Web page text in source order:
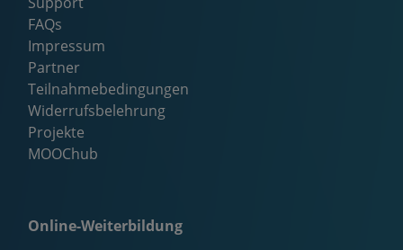
FAQs
Impressum
Partner
Teilnahmebedingungen
Widerrufsbelehrung
Projekte
MOOChub
Online-Weiterbildung